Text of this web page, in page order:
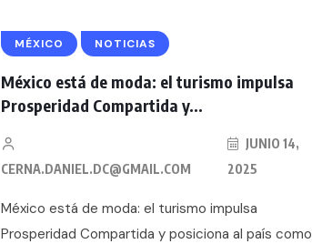
MÉXICO NOTICIAS
México está de moda: el turismo impulsa
Prosperidad Compartida y...
CERNA.DANIEL.DC@GMAIL.COM
JUNIO 14,
2025
México está de moda: el turismo impulsa
Prosperidad Compartida y posiciona al país como